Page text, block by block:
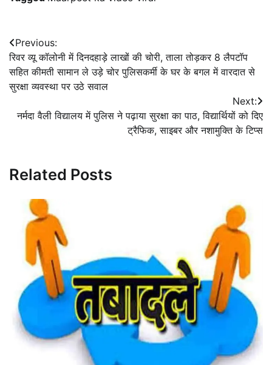
Post
navigation
Previous:
रिवर व्यू कॉलोनी में दिनदहाड़े लाखों की चोरी, ताला तोड़कर 8 लैपटॉप
सहित कीमती सामान ले उड़े चोर पुलिसकर्मी के घर के बगल में वारदात से
सुरक्षा व्यवस्था पर उठे सवाल
Next:
नर्मदा वैली विद्यालय में पुलिस ने पढ़ाया सुरक्षा का पाठ, विद्यार्थियों को दिए
ट्रैफिक, साइबर और नशामुक्ति के टिप्स
Related Posts